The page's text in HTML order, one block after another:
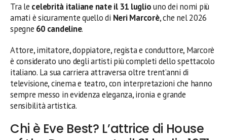
Tra le celebrità italiane nate il 31 lugliouno dei nomi più
amati è sicuramente quello di Neri Marcorè, che nel 2026
spegne 60 candeline.
Attore, imitatore, doppiatore, regista e conduttore, Marcorè
è considerato uno degli artisti più completi dello spettacolo
italiano. La sua carriera attraversa oltre trent’anni di
televisione, cinema e teatro, con interpretazioni che hanno
sempre messo in evidenza eleganza, ironia e grande
sensibilità artistica.
Chi è Eve Best? L’attrice di House